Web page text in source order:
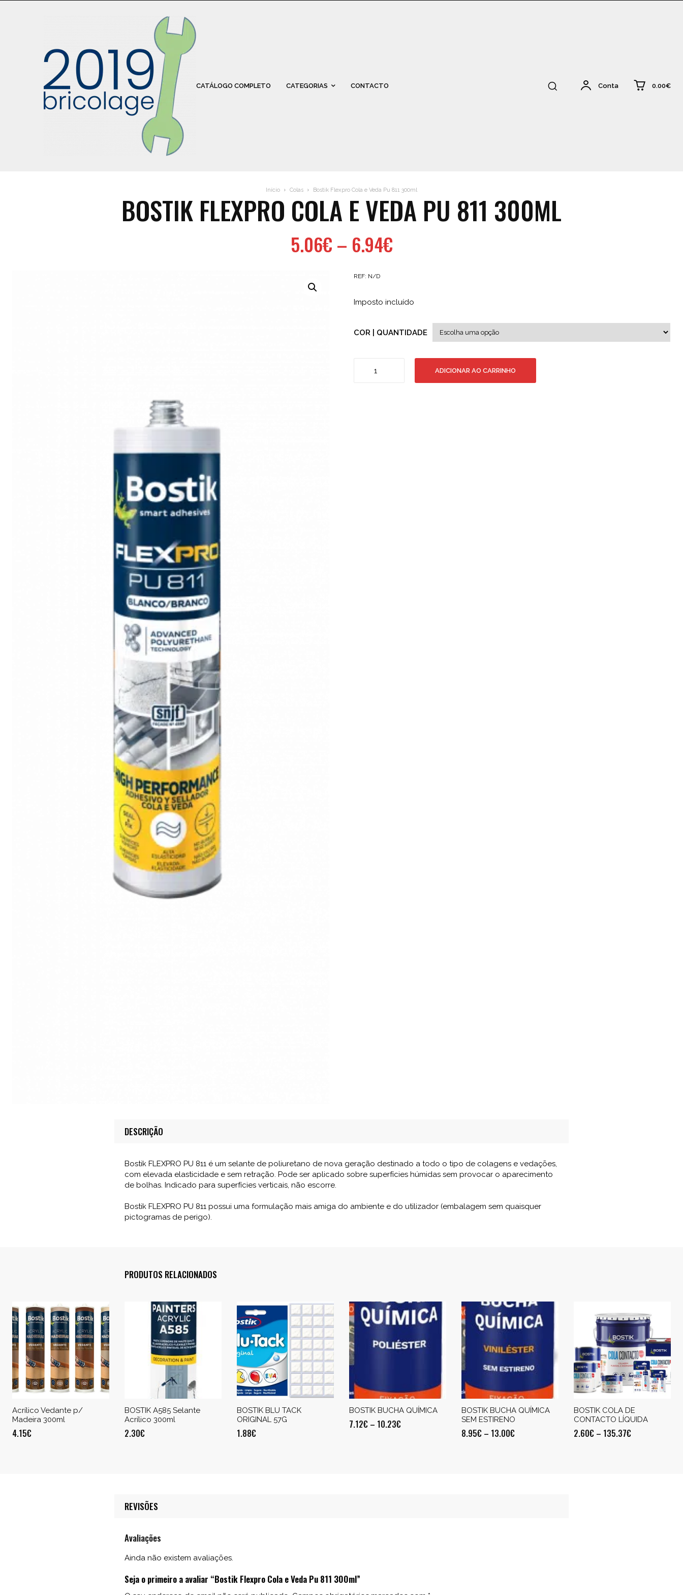
CATÁLOGO COMPLETO CATEGORIAS CONTACTO Conta 0.00€
Início Colas Bostik Flexpro Cola e Veda Pu 811 300ml
BOSTIK FLEXPRO COLA E VEDA PU 811 300ML
5.06€ – 6.94€
REF: N/D
Imposto incluído
COR | QUANTIDADE
ADICIONAR AO CARRINHO
DESCRIÇÃO
Bostik FLEXPRO PU 811 é um selante de poliuretano de nova geração destinado a todo o tipo de colagens e vedações,
com elevada elasticidade e sem retração. Pode ser aplicado sobre superfícies húmidas sem provocar o aparecimento
de bolhas. Indicado para superfícies verticais, não escorre.
Bostik FLEXPRO PU 811 possui uma formulação mais amiga do ambiente e do utilizador (embalagem sem quaisquer
pictogramas de perigo).
PRODUTOS RELACIONADOS
Acrílico Vedante p/
Madeira 300ml
4.15€
BOSTIK A585 Selante
Acrílico 300ml
2.30€
BOSTIK BLU TACK
ORIGINAL 57G
1.88€
BOSTIK BUCHA QUÍMICA
7.12€ – 10.23€
BOSTIK BUCHA QUÍMICA
SEM ESTIRENO
8.95€ – 13.00€
BOSTIK COLA DE
CONTACTO LÍQUIDA
2.60€ – 135.37€
REVISÕES
Avaliações
Ainda não existem avaliações.
Seja o primeiro a avaliar “Bostik Flexpro Cola e Veda Pu 811 300ml”